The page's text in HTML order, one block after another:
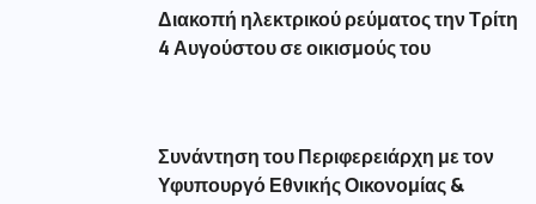
Διακοπή ηλεκτρικού ρεύματος την Τρίτη
4 Αυγούστου σε οικισμούς του
Συνάντηση του Περιφερειάρχη με τον
Υφυπουργό Εθνικής Οικονομίας &